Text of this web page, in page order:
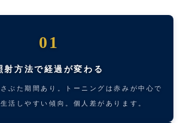
01
射方法で経過が変わる
ぶた期間あり。トーニングは赤みが中心で
活しやすい傾向。個人差があります。